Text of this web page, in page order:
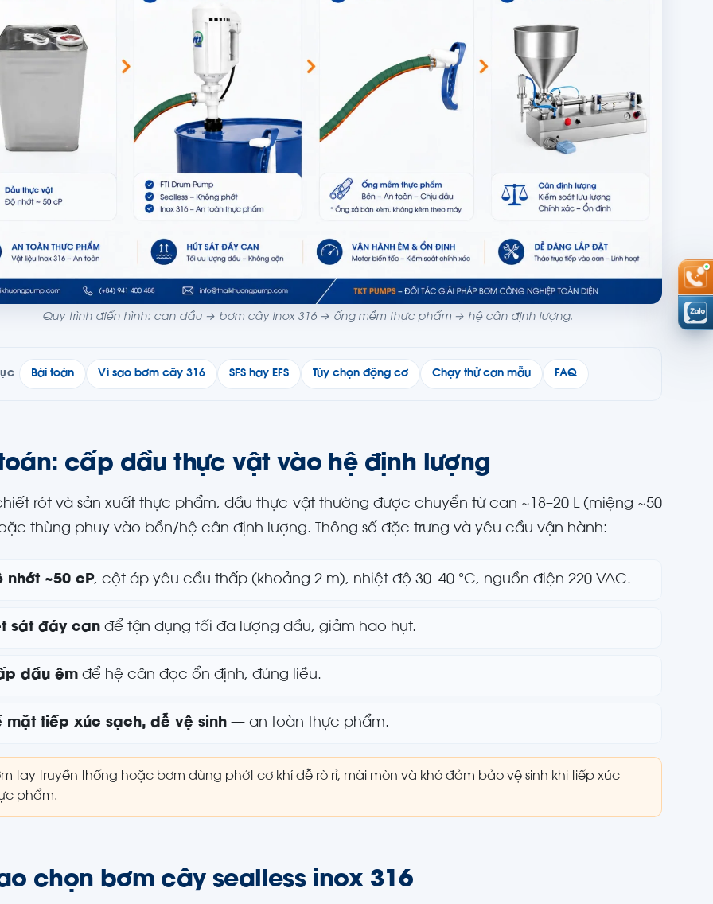
Quy trình điển hình: can dầu → bơm cây inox 316 → ống mềm thực phẩm → hệ cân định lượng.
Bài toán Vì sao bơm cây 316 SFS hay EFS Tùy chọn động cơ Chạy thử can mẫu FAQ
cấp dầu thực vật vào hệ định lượng
rót và sản xuất thực phẩm, dầu thực vật thường được chuyển từ can ~18–20 L (miệng ~50
thùng phuy vào bồn/hệ cân định lượng. Thông số đặc trưng và yêu cầu vận hành:
nhớt ~50 cP, cột áp yêu cầu thấp (khoảng 2 m), nhiệt độ 30–40 °C, nguồn điện 220 VAC.
sát đáy can để tận dụng tối đa lượng dầu, giảm hao hụt.
dầu êm để hệ cân đọc ổn định, đúng liều.
mặt tiếp xúc sạch, dễ vệ sinh — an toàn thực phẩm.
tay truyền thống hoặc bơm dùng phớt cơ khí dễ rò rỉ, mài mòn và khó đảm bảo vệ sinh khi tiếp xúc
phẩm.
chọn bơm cây sealless inox 316